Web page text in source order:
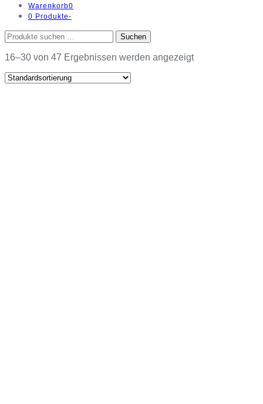
Warenkorb0
0 Produkte-
Suchen
nach:
Suchen
16–30 von 47 Ergebnissen werden angezeigt